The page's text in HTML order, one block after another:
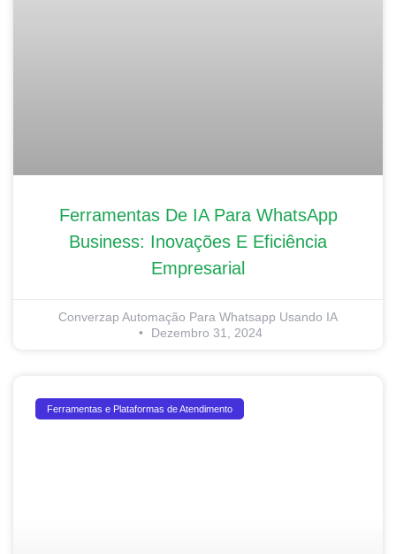
Ferramentas De IA Para WhatsApp
Business: Inovações E Eficiência
Empresarial
Converzap Automação Para Whatsapp Usando IA
Dezembro 31, 2024
Ferramentas e Plataformas de Atendimento